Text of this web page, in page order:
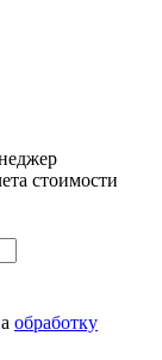
стоимости
обработку